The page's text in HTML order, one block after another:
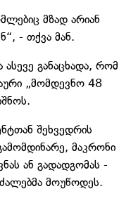
მზად არიან
- თქვა მან.
განაცხადა, რომ
„მომდევნო 48
შეხვედრის
მაკრონი
ან გადადგომას -
მოუწოდეს.